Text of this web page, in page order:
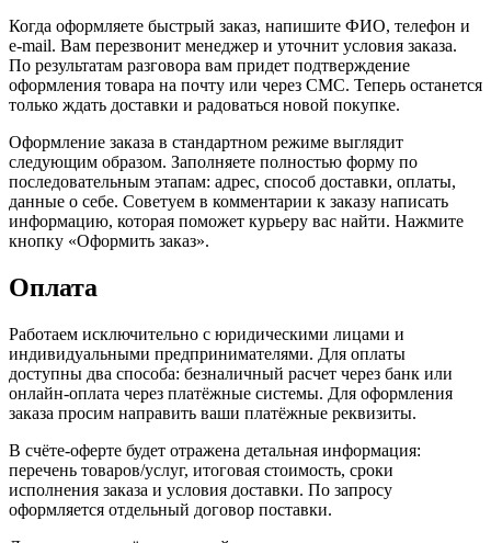
Когда оформляете быстрый заказ, напишите ФИО, телефон и
e-mail. Вам перезвонит менеджер и уточнит условия заказа.
По результатам разговора вам придет подтверждение
оформления товара на почту или через СМС. Теперь останется
только ждать доставки и радоваться новой покупке.
Оформление заказа в стандартном режиме выглядит
следующим образом. Заполняете полностью форму по
последовательным этапам: адрес, способ доставки, оплаты,
данные о себе. Советуем в комментарии к заказу написать
информацию, которая поможет курьеру вас найти. Нажмите
кнопку «Оформить заказ».
Оплата
Работаем исключительно с юридическими лицами и
индивидуальными предпринимателями. Для оплаты
доступны два способа: безналичный расчет через банк или
онлайн-оплата через платёжные системы. Для оформления
заказа просим направить ваши платёжные реквизиты.
В счёте-оферте будет отражена детальная информация:
перечень товаров/услуг, итоговая стоимость, сроки
исполнения заказа и условия доставки. По запросу
оформляется отдельный договор поставки.